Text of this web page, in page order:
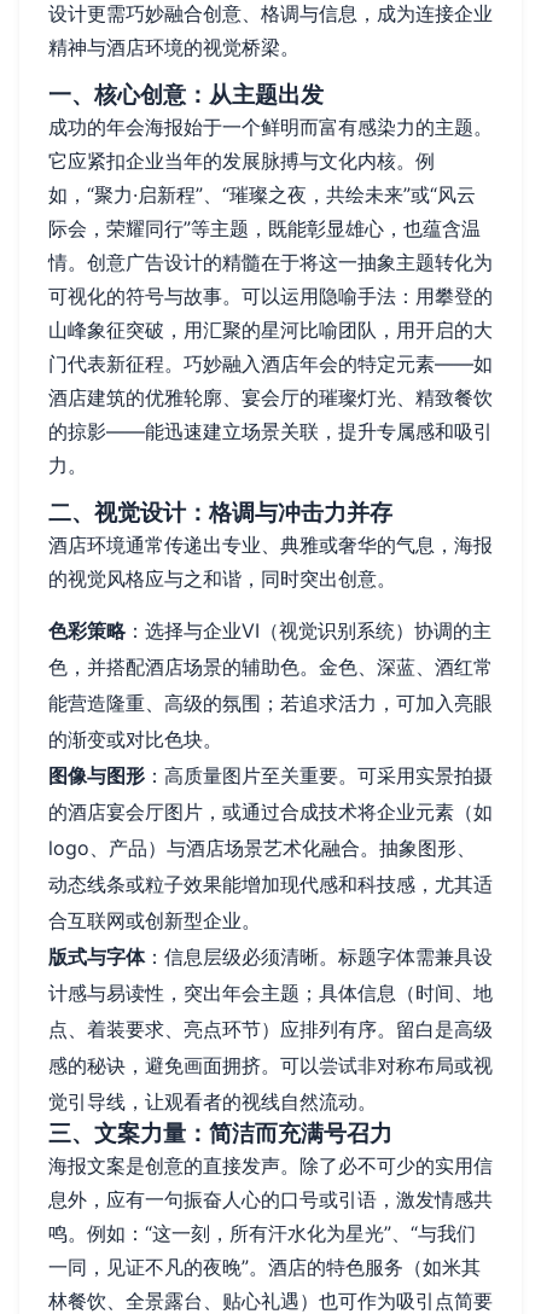
设计更需巧妙融合创意、格调与信息，成为连接企业
精神与酒店环境的视觉桥梁。
一、核心创意：从主题出发
成功的年会海报始于一个鲜明而富有感染力的主题。
它应紧扣企业当年的发展脉搏与文化内核。例
如，“聚力·启新程”、“璀璨之夜，共绘未来”或“风云
际会，荣耀同行”等主题，既能彰显雄心，也蕴含温
情。创意广告设计的精髓在于将这一抽象主题转化为
可视化的符号与故事。可以运用隐喻手法：用攀登的
山峰象征突破，用汇聚的星河比喻团队，用开启的大
门代表新征程。巧妙融入酒店年会的特定元素——如
酒店建筑的优雅轮廓、宴会厅的璀璨灯光、精致餐饮
的掠影——能迅速建立场景关联，提升专属感和吸引
力。
二、视觉设计：格调与冲击力并存
酒店环境通常传递出专业、典雅或奢华的气息，海报
的视觉风格应与之和谐，同时突出创意。
色彩策略：选择与企业VI（视觉识别系统）协调的主
色，并搭配酒店场景的辅助色。金色、深蓝、酒红常
能营造隆重、高级的氛围；若追求活力，可加入亮眼
的渐变或对比色块。
图像与图形 ：高质量图片至关重要。可采用实景拍摄
的酒店宴会厅图片，或通过合成技术将企业元素（如
logo、产品）与酒店场景艺术化融合。抽象图形、
动态线条或粒子效果能增加现代感和科技感，尤其适
合互联网或创新型企业。
版式与字体：信息层级必须清晰。标题字体需兼具设
计感与易读性，突出年会主题；具体信息（时间、地
点、着装要求、亮点环节）应排列有序。留白是高级
感的秘诀，避免画面拥挤。可以尝试非对称布局或视
觉引导线，让观看者的视线自然流动。
三、文案力量：简洁而充满号召力
海报文案是创意的直接发声。除了必不可少的实用信
息外，应有一句振奋人心的口号或引语，激发情感共
鸣。例如：“这一刻，所有汗水化为星光”、“与我们
一同，见证不凡的夜晚”。酒店的特色服务（如米其
林餐饮、全景露台、贴心礼遇）也可作为吸引点简要